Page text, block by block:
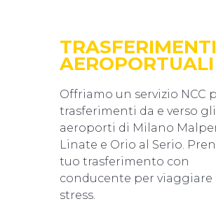
TRASFERIMENTI
AEROPORTUALI
Offriamo un servizio NCC
trasferimenti da e verso gli
aeroporti di Milano
Linate e Orio al Serio.
tuo trasferimento con
conducente per viaggiare
stress.